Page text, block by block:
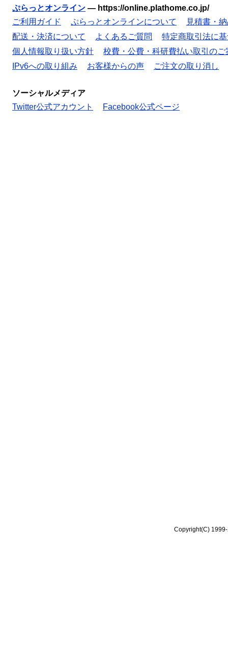
ぷらっとオンライン — https://online.plathome.co.jp/
ご利用ガイド
ぷらっとオンラインについて
見積書・
配送・決済について
よくあるご質問
特定商取引法に
個人情報取り扱い方針
校費・公費・科研費払い取引のご
IPv6への取り組み
お客様からの声 ご注文の取り消し
ソーシャルメディア
Twitter公式アカウント
Facebook公式ページ
Copyright(C)